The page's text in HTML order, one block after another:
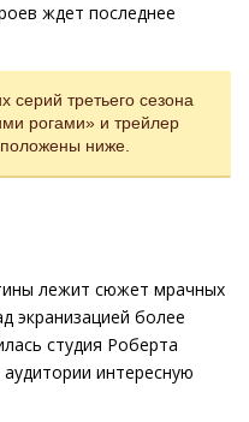
ждет последнее
серий третьего сезона
рогами» и трейлер
ниже.
лежит сюжет мрачных
экранизацией более
студия Роберта
интересную